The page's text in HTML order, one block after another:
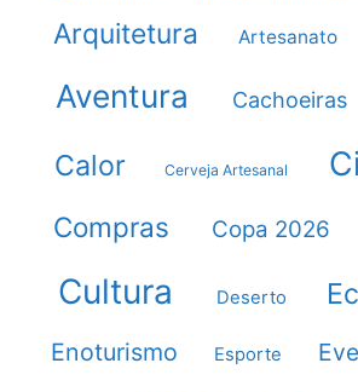
Arquitetura Artesanato
Aventura Cachoeiras
Calor Cerveja Artesanal
Compras Copa 2026
Cultura Deserto
Enoturismo Esporte